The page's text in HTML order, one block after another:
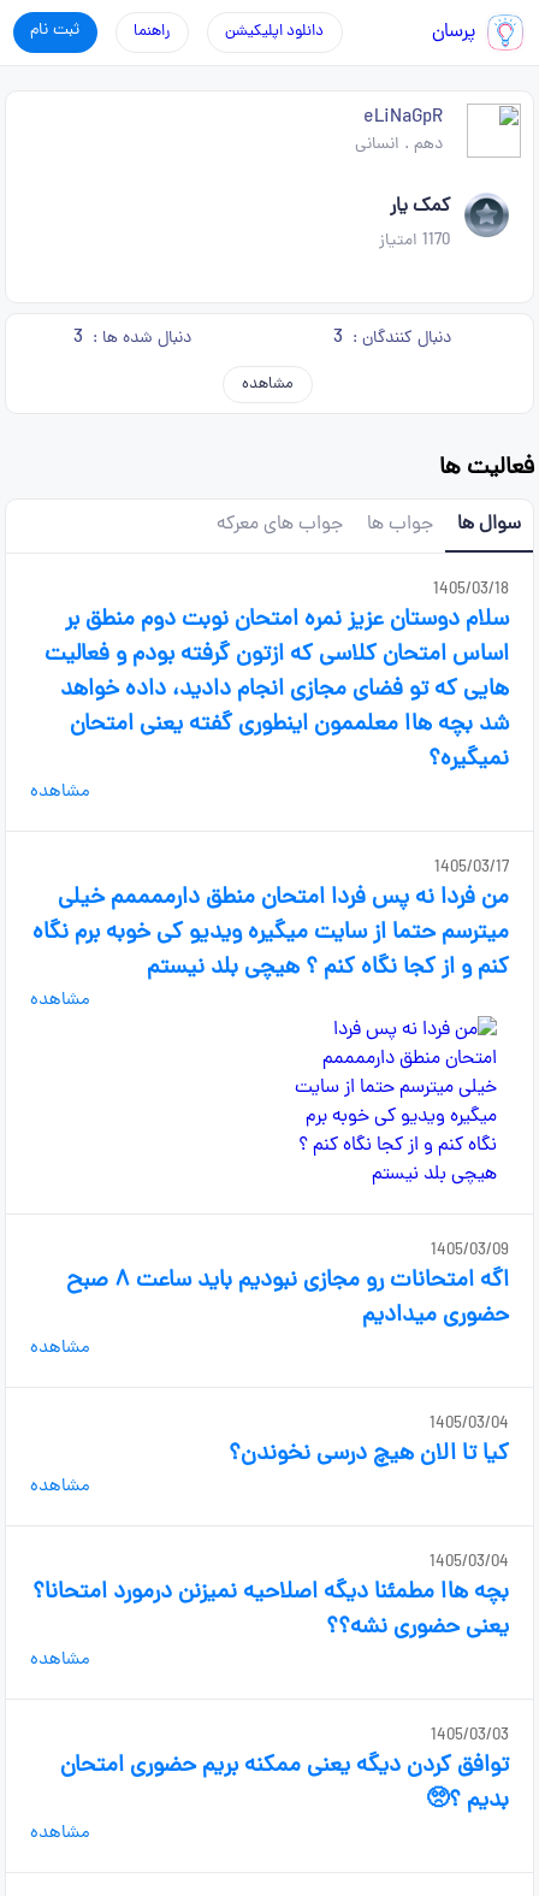
پرسان ثبت نام راهنما دانلود اپلیکیشن
eLiNaGpR
دهم . انسانی
کمک یار
1170 امتیاز
دنبال کنندگان : 3 دنبال شده ها : 3
مشاهده
فعالیت ها
سوال ها جواب ها جواب های معرکه
1405/03/18
سلام دوستان عزیز نمره امتحان نوبت دوم منطق بر
اساس امتحان کلاسی که ازتون گرفته بودم و فعالیت
هایی که تو فضای مجازی انجام دادید، داده خواهد
شد بچه هاا معلممون اینطوری گفته یعنی امتحان
نمیگیره؟
مشاهده
1405/03/17
من فردا نه پس فردا امتحان منطق دارممممم خیلی
میترسم حتما از سایت میگیره ویدیو کی خوبه برم نگاه
کنم و از کجا نگاه کنم ؟ هیچی بلد نیستم
مشاهده
1405/03/09
اگه امتحانات رو مجازی نبودیم باید ساعت ۸ صبح
حضوری میدادیم
مشاهده
1405/03/04
کیا تا الان هیچ درسی نخوندن؟
مشاهده
1405/03/04
بچه هاا مطمئنا دیگه اصلاحیه نمیزنن درمورد امتحانا؟
یعنی حضوری نشه؟؟
مشاهده
1405/03/03
توافق کردن دیگه یعنی ممکنه بریم حضوری امتحان
بدیم ؟🥺
مشاهده